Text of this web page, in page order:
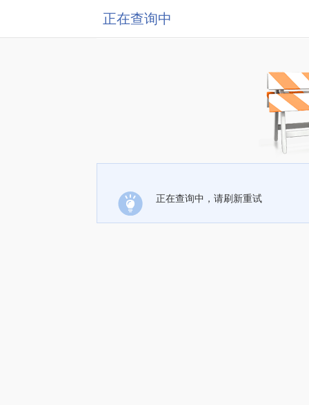
正在查询中
正在查询中，请刷新重试